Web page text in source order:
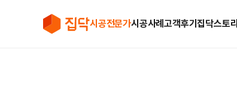
시공전문가시공사례고객후기집닥스토리